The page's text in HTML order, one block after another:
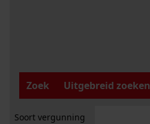
Zoek
Uitgebreid zoeken
Soort vergunning